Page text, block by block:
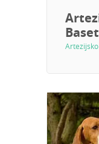
Baset